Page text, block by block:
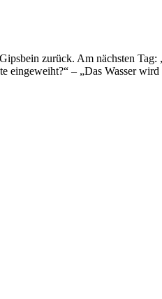
zurück. Am nächsten
– „Das Wasser wird